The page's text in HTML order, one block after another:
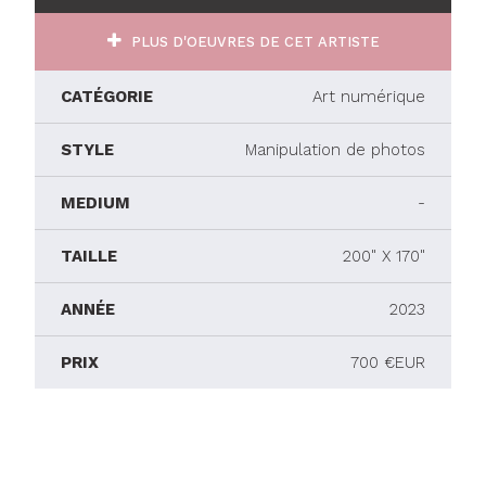
PLUS D'OEUVRES DE CET ARTISTE
CATÉGORIE Art numérique
STYLE Manipulation de photos
MEDIUM -
TAILLE 200" X 170"
ANNÉE 2023
PRIX 700 €EUR